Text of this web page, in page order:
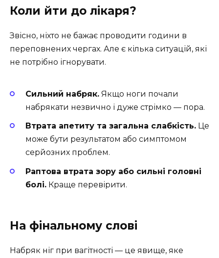
Коли йти до лікаря?
Звісно, ніхто не бажає проводити години в
переповнених чергах. Але є кілька ситуацій, які
не потрібно ігнорувати.
Сильний набряк. Якщо ноги почали
набрякати незвично і дуже стрімко — пора.
Втрата апетиту та загальна слабкість. Це
може бути результатом або симптомом
серйозних проблем.
Раптова втрата зору або сильні головні
болі. Краще перевірити.
На фінальному слові
Набряк ніг при вагітності — це явище, яке